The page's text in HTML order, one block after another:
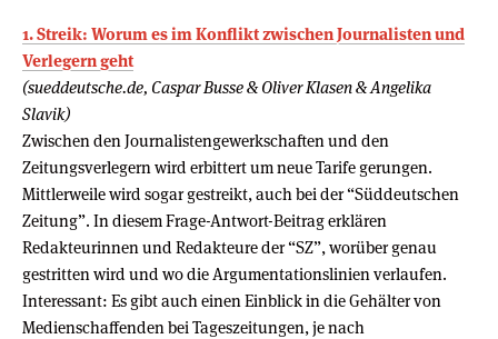
1. Streik: Worum es im Konflikt zwischen Journalisten und
Verlegern geht
(sueddeutsche.de, Caspar Busse & Oliver Klasen & Angelika
Slavik)
Zwischen den Journalistengewerkschaften und den
Zeitungsverlegern wird erbittert um neue Tarife gerungen.
Mittlerweile wird sogar gestreikt, auch bei der “Süddeutschen
Zeitung”. In diesem Frage-Antwort-Beitrag erklären
Redakteurinnen und Redakteure der “SZ”, worüber genau
gestritten wird und wo die Argumentationslinien verlaufen.
Interessant: Es gibt auch einen Einblick in die Gehälter von
Medienschaffenden bei Tageszeitungen, je nach